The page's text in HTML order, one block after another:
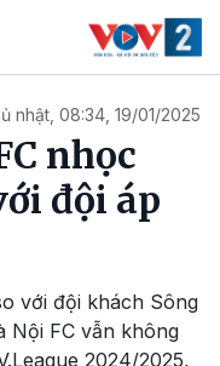
nhật, 08:34, 19/01/2025
nhọc
đội áp
với đội khách Sông
Nội FC vẫn không
2024/2025,